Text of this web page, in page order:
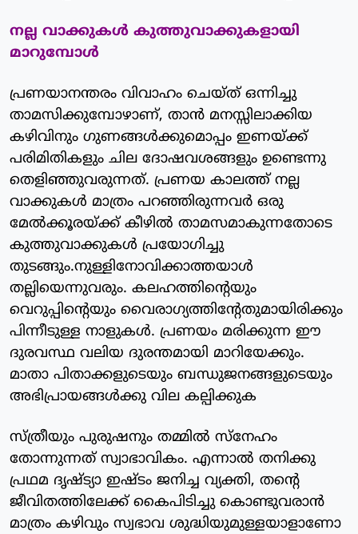
നല്ല വാക്കുകള്‍ കുത്തുവാക്കുകളായി
മാറുമ്പോള്‍
പ്രണയാനന്തരം വിവാഹം ചെയ്ത് ഒന്നിച്ചു
താമസിക്കുമ്പോഴാണ്, താന്‍ മനസ്സിലാക്കിയ
കഴിവിനും ഗുണങ്ങള്‍ക്കുമൊപ്പം ഇണയ്ക്ക്
പരിമിതികളും ചില ദോഷവശങ്ങളും ഉണ്ടെന്നു
തെളിഞ്ഞുവരുന്നത്. പ്രണയ കാലത്ത് നല്ല
വാക്കുകള്‍ മാത്രം പറഞ്ഞിരുന്നവര്‍ ഒരു
മേല്‍ക്കൂരയ്ക്ക് കീഴില്‍ താമസമാകുന്നതോടെ
കുത്തുവാക്കുകള്‍ പ്രയോഗിച്ചു
തുടങ്ങും.നുള്ളിനോവിക്കാത്തയാള്‍
തല്ലിയെന്നുവരും. കലഹത്തിന്റെയും
വെറുപ്പിന്റെയും വൈരാഗ്യത്തിന്റേതുമായിരിക്കും
പിന്നീടുള്ള നാളുകള്‍. പ്രണയം മരിക്കുന്ന ഈ
ദുരവസ്ഥ വലിയ ദുരന്തമായി മാറിയേക്കും.
മാതാ പിതാക്കളുടെയും ബന്ധുജനങ്ങളുടെയും
അഭിപ്രായങ്ങള്‍ക്കു വില കല്പിക്കുക
സ്ത്രീയും പുരുഷനും തമ്മില്‍ സ്‌നേഹം
തോന്നുന്നത് സ്വാഭാവികം. എന്നാല്‍ തനിക്കു
പ്രഥമ ദൃഷ്ട്യാ ഇഷ്ടം ജനിച്ച വ്യക്തി, തന്റെ
ജീവിതത്തിലേക്ക് കൈപിടിച്ചു കൊണ്ടുവരാന്‍
മാത്രം കഴിവും സ്വഭാവ ശുദ്ധിയുമുള്ളയാളാണോ